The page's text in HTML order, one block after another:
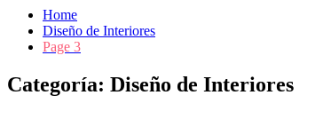
Home
Diseño de Interiores
Page 3
Categoría: Diseño de Interiores